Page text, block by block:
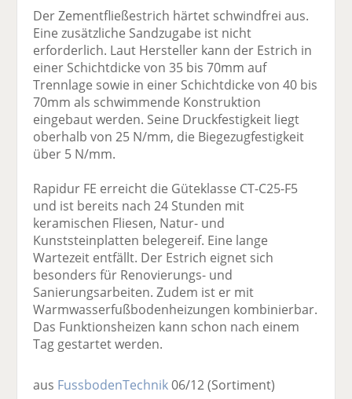
Der Zementfließestrich härtet schwindfrei aus.
Eine zusätzliche Sandzugabe ist nicht
erforderlich. Laut Hersteller kann der Estrich in
einer Schichtdicke von 35 bis 70mm auf
Trennlage sowie in einer Schichtdicke von 40 bis
70mm als schwimmende Konstruktion
eingebaut werden. Seine Druckfestigkeit liegt
oberhalb von 25 N/mm, die Biegezugfestigkeit
über 5 N/mm.
Rapidur FE erreicht die Güteklasse CT-C25-F5
und ist bereits nach 24 Stunden mit
keramischen Fliesen, Natur- und
Kunststeinplatten belegereif. Eine lange
Wartezeit entfällt. Der Estrich eignet sich
besonders für Renovierungs- und
Sanierungsarbeiten. Zudem ist er mit
Warmwasserfußbodenheizungen kombinierbar.
Das Funktionsheizen kann schon nach einem
Tag gestartet werden.
aus FussbodenTechnik06/12(Sortiment)